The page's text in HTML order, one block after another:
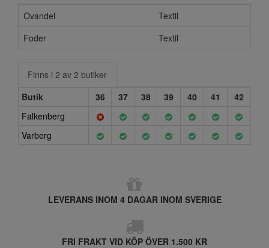
Ovandel
Textil
Foder
Textil
Finns i 2 av 2 butiker
Butik
36 37 38 39 40 41
42
Falkenberg
Varberg
LEVERANS INOM 4 DAGAR INOM SVERIGE
FRI FRAKT VID KÖP ÖVER 1.500 KR